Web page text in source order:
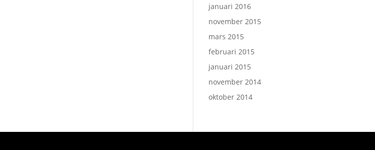
januari 2016
november 2015
mars 2015
februari 2015
januari 2015
november 2014
oktober 2014